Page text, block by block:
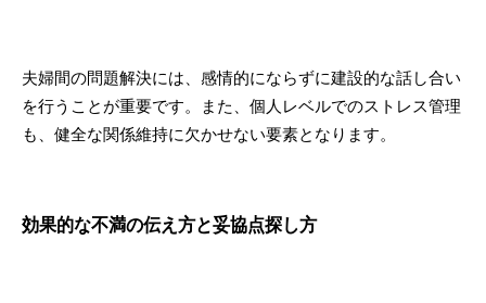
夫婦間の問題解決には、感情的にならずに建設的な話し合い
を行うことが重要です。また、個人レベルでのストレス管理
も、健全な関係維持に欠かせない要素となります。
効果的な不満の伝え方と妥協点探し方